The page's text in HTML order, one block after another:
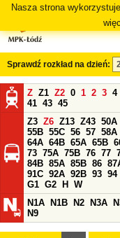
Nasza strona
Sprawdź rozkład na dzień:
Z Z1 Z2 0 1 2 3 4
41 43 45
Z3 Z6 Z13 Z43 50A
55B 55C 56 57 58A
64A 64B 65A 65B
73 75A 75B 76 77
84B 85A 85B 86
91C 92A 92B 93 94
G1 G2 H
W
N1A
N1B N2 N3A
N9